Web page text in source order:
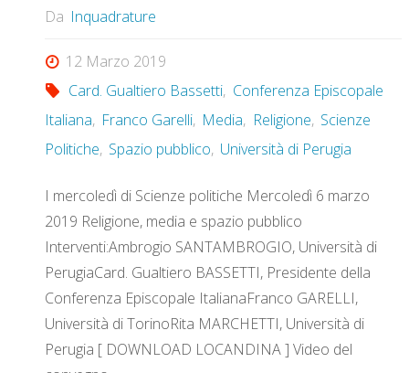
Da Inquadrature
12 Marzo 2019
Card. Gualtiero Bassetti, Conferenza Episcopale
Italiana, Franco Garelli, Media, Religione, Scienze
Politiche, Spazio pubblico, Università di Perugia
I mercoledì di Scienze politiche Mercoledì 6 marzo
2019 Religione, media e spazio pubblico
Interventi:Ambrogio SANTAMBROGIO, Università di
PerugiaCard. Gualtiero BASSETTI, Presidente della
Conferenza Episcopale ItalianaFranco GARELLI,
Università di TorinoRita MARCHETTI, Università di
Perugia [ DOWNLOAD LOCANDINA ] Video del